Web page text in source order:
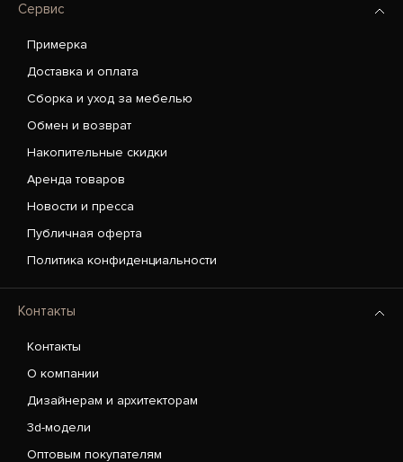
Сервис
Примерка
Доставка и оплата
Сборка и уход за мебелью
Обмен и возврат
Накопительные скидки
Аренда товаров
Новости и пресса
Публичная оферта
Политика конфиденциальности
Контакты
Контакты
О компании
Дизайнерам и архитекторам
3d-модели
Оптовым покупателям